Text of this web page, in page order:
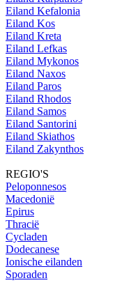
Eiland Kefalonia
Eiland Kos
Eiland Kreta
Eiland Lefkas
Eiland Mykonos
Eiland Naxos
Eiland Paros
Eiland Rhodos
Eiland Samos
Eiland Santorini
Eiland Skiathos
Eiland Zakynthos
REGIO'S
Peloponnesos
Macedonië
Epirus
Thracië
Cycladen
Dodecanese
Ionische eilanden
Sporaden